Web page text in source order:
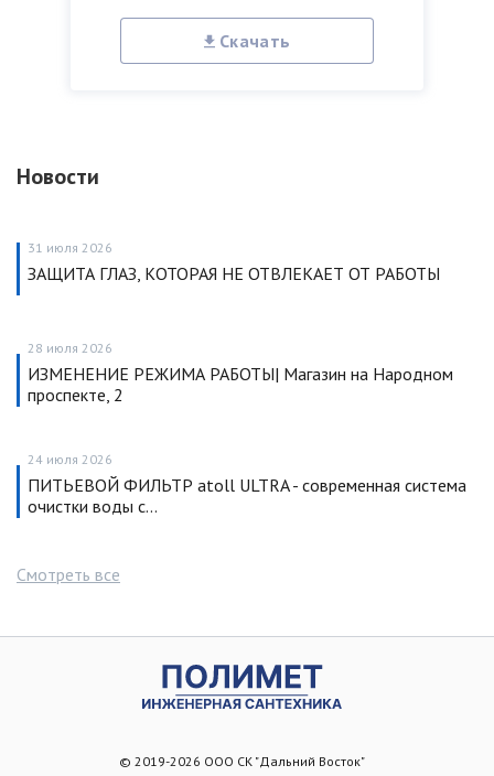
Скачать
Новости
31 июля 2026
ЗАЩИТА ГЛАЗ, КОТОРАЯ НЕ ОТВЛЕКАЕТ ОТ РАБОТЫ
28 июля 2026
ИЗМЕНЕНИЕ РЕЖИМА РАБОТЫ| Магазин на Народном
проспекте, 2
24 июля 2026
ПИТЬЕВОЙ ФИЛЬТР atoll ULTRA - современная система
очистки воды с…
Смотреть все
© 2019-2026 ООО СК "Дальний Восток"